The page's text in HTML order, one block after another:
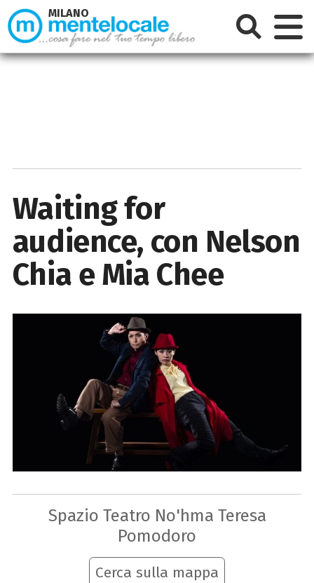
Waiting for
audience, con Nelson
Chia e Mia Chee
Spazio Teatro No'hma Teresa
Pomodoro
Cerca sulla mappa
MILANO